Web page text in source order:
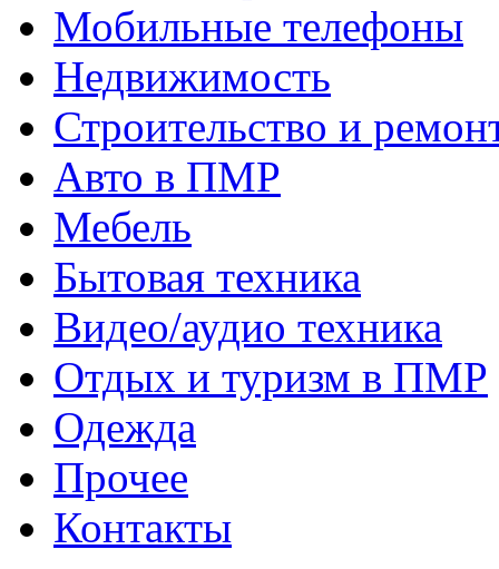
Мобильные телефоны
Недвижимость
Строительство и
Авто в ПМР
Мебель
Бытовая техника
Видео/аудио техника
Отдых и туризм в ПМР
Одежда
Прочее
Контакты